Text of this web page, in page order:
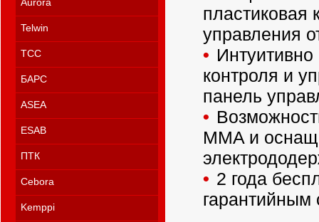
Aurora
Telwin
ТСС
БАРС
ASEA
ESAB
ПТК
Cebora
Kemppi
управления
контроля и
панель
MMA и
2 года
гарантийным